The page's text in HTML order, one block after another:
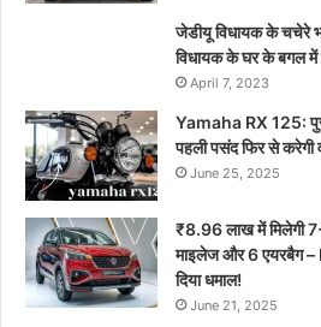
जेडीयू विधायक के चचेरे
विधायक के घर के बगल में
April 7, 2023
Yamaha RX 125:
पहली पसंद फिर से करेगी
June 25, 2025
₹8.96 लाख में मिलेगी
माइलेज और 6 एयरबैग
दिया धमाल!
June 21, 2025